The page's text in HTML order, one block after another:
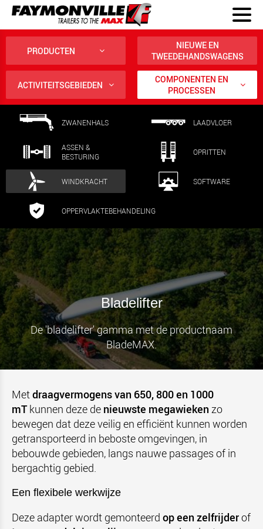
PRODUCTEN
NIEUWE EN
TWEEDEHANDSWAGENS
ACTIVITEITSGEBIEDEN
COMPONENTEN EN
PROCESSEN
ZWANENHALS LAADVLOER
ASSEN &
BESTURING
OPRITTEN
WINDKRACHT SOFTWARE
OPPERVLAKTEBEHANDELING
Bladelifter
De 'bladelifter' gamma met de productnaam
BladeMAX.
Metdraagvermogens van 650, 800 en 1000
mTkunnen deze de nieuwste megawieken zo
bewegen dat deze veilig en efficiënt kunnen worden
getransporteerd in beboste omgevingen, in
bebouwde gebieden, langs nauwe passages of in
bergachtig gebied.
Een flexibele werkwijze
Deze adapter wordt gemonteerd op een zelfrijderof